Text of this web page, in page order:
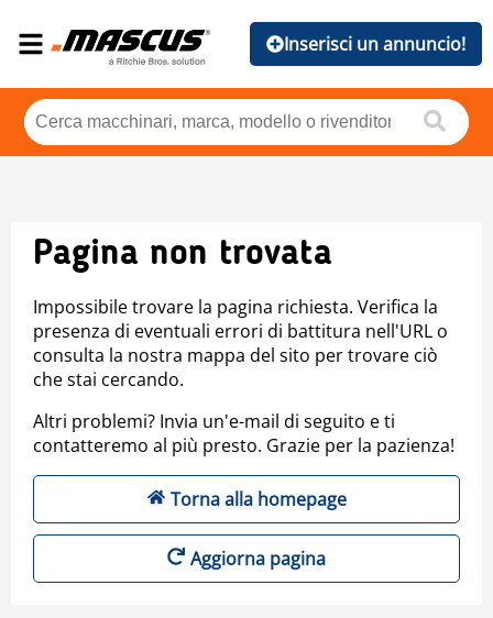
Inserisci un annuncio!
Pagina non trovata
Impossibile trovare la pagina richiesta. Verifica la
presenza di eventuali errori di battitura nell'URL o
consulta la nostra mappa del sito per trovare ciò
che stai cercando.
Altri problemi? Invia un'e-mail di seguito e ti
contatteremo al più presto. Grazie per la pazienza!
Torna alla homepage
Aggiorna pagina